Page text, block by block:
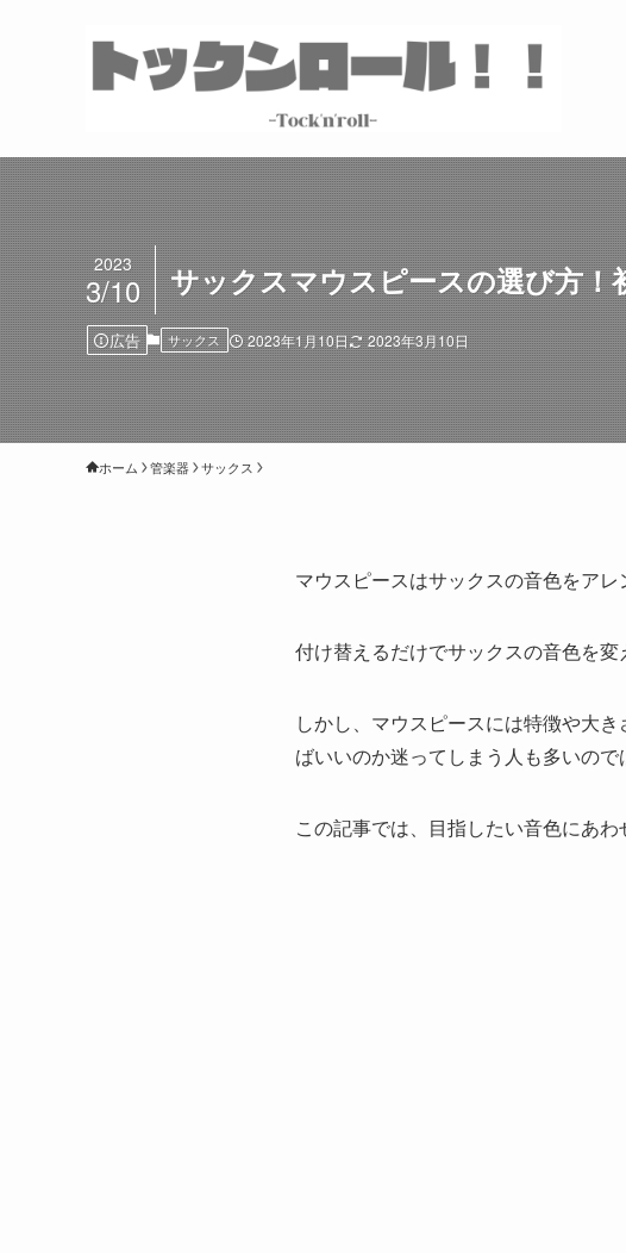
サックスマウスピースの選び方！
2023
3/10
広告 サックス 2023年1月10日 2023年3月10日
ホーム 管楽器 サックス
マウスピースはサックスの音色をアレ
付け替えるだけでサックスの音色を
しかし、マウスピースには特徴や大
ばいいのか迷ってしまう人も多いので
この記事では、目指したい音色にあ